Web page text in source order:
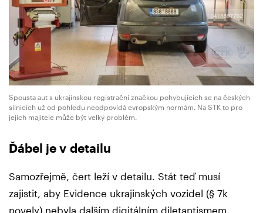
Spousta aut s ukrajinskou registrační značkou pohybujících se na českých
silnicích už od pohledu neodpovídá evropským normám. Na STK to pro
jejich majitele může být velký problém.
Ďábel je v detailu
Samozřejmě, čert leží v detailu. Stát teď musí
zajistit, aby Evidence ukrajinských vozidel (§ 7k
novely) nebyla dalším digitálním diletantismem,